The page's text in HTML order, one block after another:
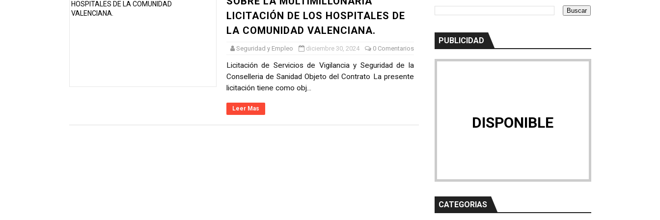
Adjudicación del Contrato de Seguridad del SUMMA 112: ARIETE SEGURIDAD, S.A. Gana la Licitación
[Descargar pliego Licitación] Asesoramiento y direccion de seguridad III L1 Metropoli Granada
Defensa prepara un acuerdo marco de seguridad privada valorado en más de 102 millones de euros
Descubre las claves de la licitacion de Servicio de vigilancia y seguridad en el Jardín Botánico-Histórico ´La Concepción` medioambientalmente
FGV destinará más de 40 millones de euros en los servicios de vigilancia y protección de Metrovalencia y TRAM d’Alacant
SEGUPROT GOBER S.L. será la adjudicataria del servicio de vigilancia para la Dirección Provincial del Instituto Social de la Marina en Castellón en
LICITACIÓN DE LOS HOSPITALES DE
LA COMUNIDAD VALENCIANA.
Seguridad y Empleo diciembre 30, 2024 0 Comentarios
Licitación de Servicios de Vigilancia y Seguridad de la
Conselleria de Sanidad Objeto del Contrato La presente
licitación tiene como obj...
Leer Mas
PUBLICIDAD
DISPONIBLE
CATEGORIAS